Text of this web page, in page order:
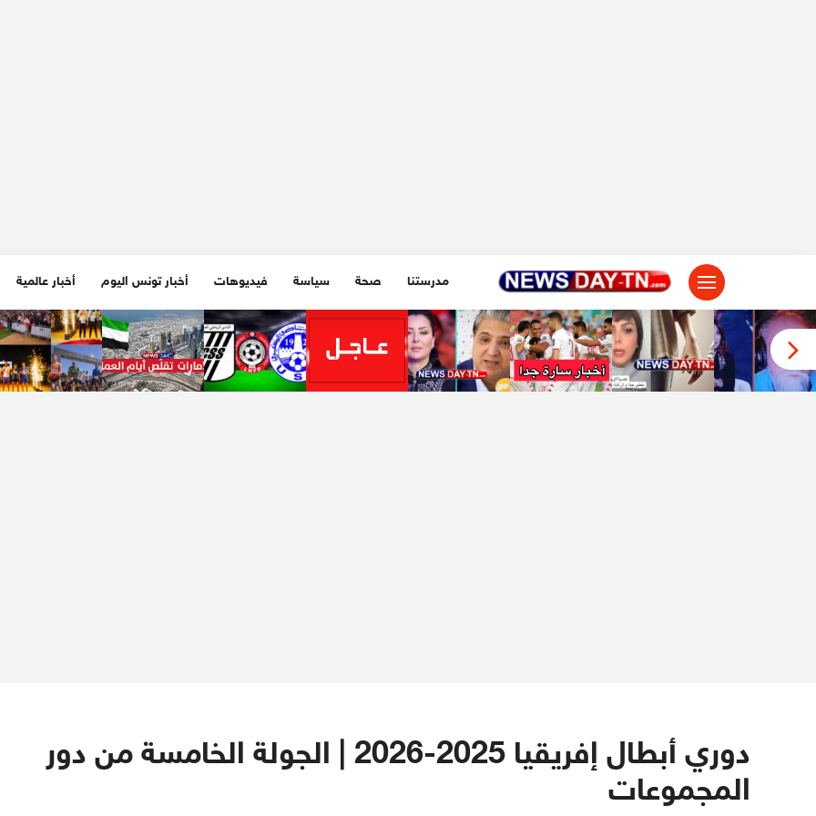
مدرستنا صحة سياسة فيديوهات أخبار تونس اليوم أخبار عالمية
دوري أبطال إفريقيا 2025-2026 | الجولة الخامسة من دور
المجموعات